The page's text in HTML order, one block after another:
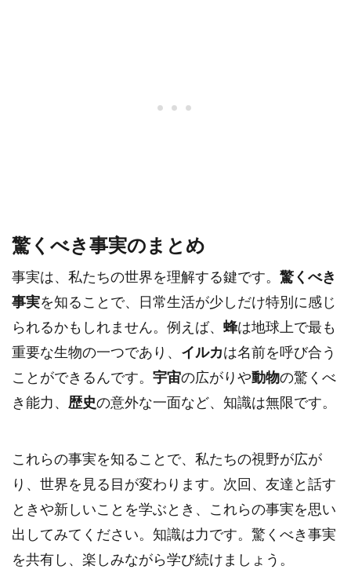
驚くべき事実のまとめ
事実は、私たちの世界を理解する鍵です。 驚くべき
事実を知ることで、日常生活が少しだけ特別に感じ
られるかもしれません。例えば、 蜂は地球上で最も
重要な生物の一つであり、 イルカは名前を呼び合う
ことができるんです。 宇宙の広がりや動物の驚くべ
き能力、 歴史の意外な一面など、知識は無限です。
これらの事実を知ることで、私たちの視野が広が
り、世界を見る目が変わります。次回、友達と話す
ときや新しいことを学ぶとき、これらの事実を思い
出してみてください。知識は力です。驚くべき事実
を共有し、楽しみながら学び続けましょう。